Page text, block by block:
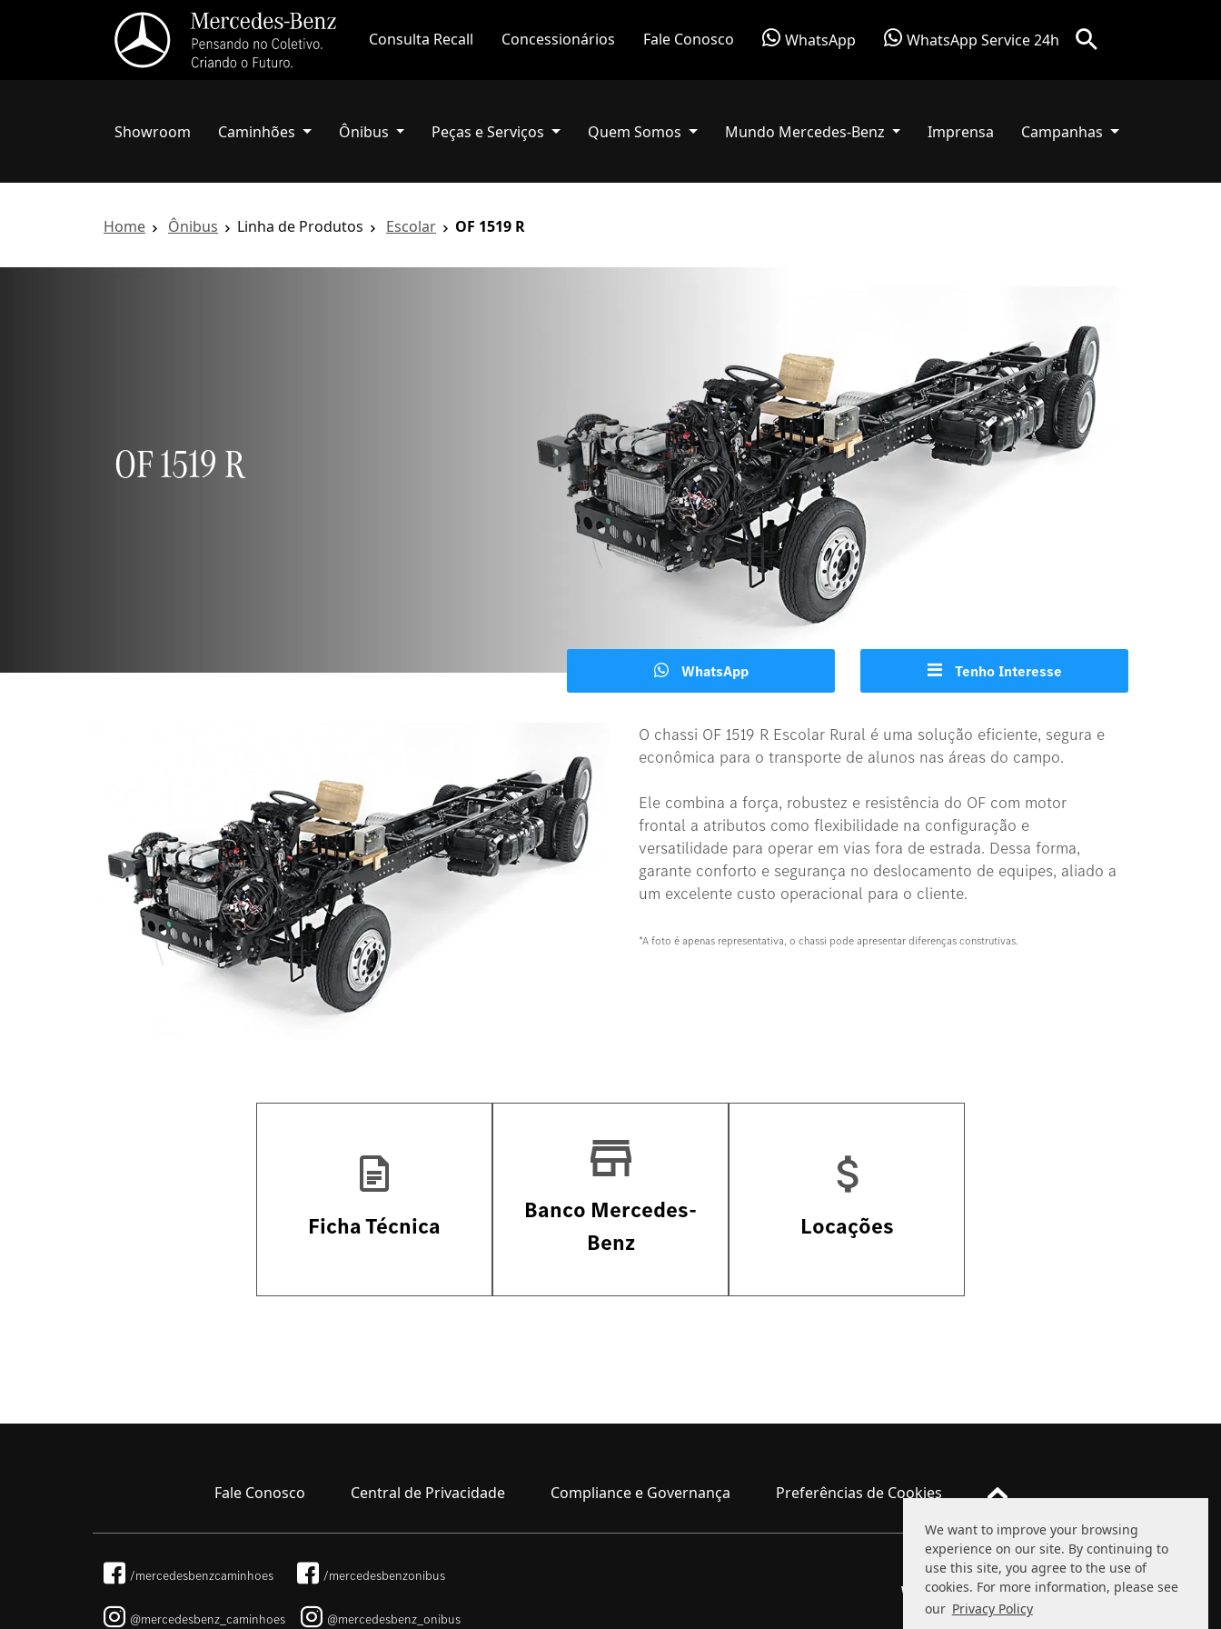
We want to improve your browsing
experience on our site. By continuing to
use this site, you agree to the use of
cookies. For more information, please see
our Privacy Policy
Consulta Recall Concessionários Fale Conosco WhatsApp WhatsApp Service 24h
Showroom Caminhões Ônibus Peças e Serviços Quem Somos Mundo Mercedes-Benz Imprensa Campanhas
Home Ônibus Linha de Produtos Escolar OF 1519 R
OF 1519 R
WhatsApp Tenho Interesse
O chassi OF 1519 R Escolar Rural é uma solução eficiente, segura e
econômica para o transporte de alunos nas áreas do campo.
Ele combina a força, robustez e resistência do OF com motor
frontal a atributos como flexibilidade na configuração e
versatilidade para operar em vias fora de estrada. Dessa forma,
garante conforto e segurança no deslocamento de equipes, aliado a
um excelente custo operacional para o cliente.
*A foto é apenas representativa, o chassi pode apresentar diferenças construtivas.
Ficha Técnica
Banco Mercedes-
Benz
Locações
Fale Conosco Central de Privacidade Compliance e Governança Preferências de Cookies
/mercedesbenzcaminhoes /mercedesbenzonibus
@mercedesbenz_caminhoes @mercedesbenz_onibus
WhatsApp (11) 94111-1234